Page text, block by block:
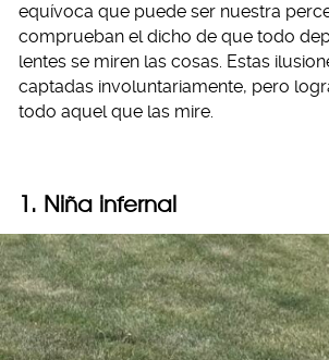
equívoca que puede ser nuestra
comprueban el dicho de que todo
lentes se miren las cosas. Estas
captadas involuntariamente, pero
todo aquel que las mire.
1. Niña infernal